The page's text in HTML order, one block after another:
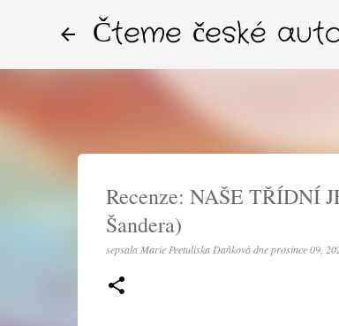
Čteme české
Recenze: NAŠE TŘÍDNÍ
Šandera)
sepsala Marie Peetuliska Daňková dneprosince 09,